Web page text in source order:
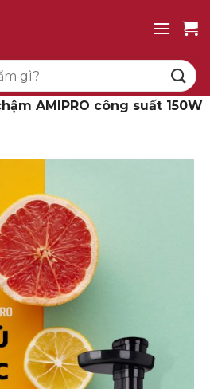
AMIPRO công suất 150W